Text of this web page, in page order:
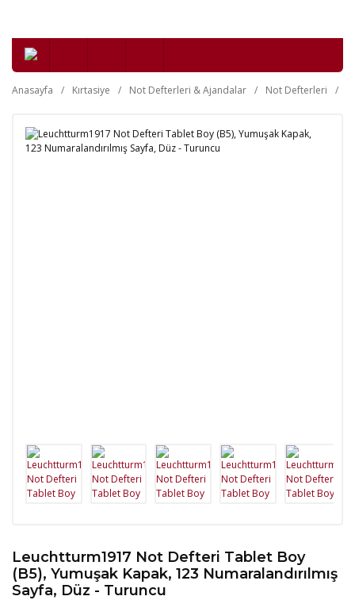
Anasayfa Kırtasiye Not Defterleri & Ajandalar Not Defterleri
Leuchtturm1917 Not Defteri Tablet Boy
(B5), Yumuşak Kapak, 123 Numaralandırılmış
Sayfa, Düz - Turuncu